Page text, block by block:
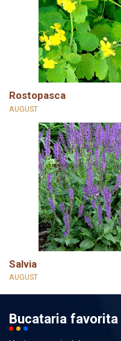
Rostopasca
AUGUST
Salvia
AUGUST
Bucataria favorita